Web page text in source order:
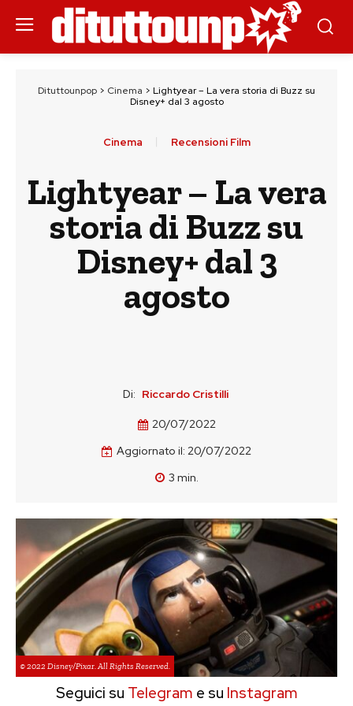
Dituttounpop > Cinema > Lightyear – La vera storia di Buzz su
Disney+ dal 3 agosto
Cinema Recensioni Film
Lightyear – La vera
storia di Buzz su
Disney+ dal 3
agosto
Di: Riccardo Cristilli
20/07/2022
Aggiornato il: 20/07/2022
3 min.
© 2022 Disney/Pixar. All Rights Reserved.
Seguici su Telegram e su Instagram